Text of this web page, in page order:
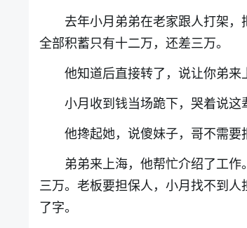
去年小月弟弟在老家跟人打架
全部积蓄只有十二万，还差三万。
他知道后直接转了，说让你弟来
小月收到钱当场跪下，哭着说这
他搀起她，说傻妹子，哥不需要
弟弟来上海，他帮忙介绍了工
三万。老板要担保人，小月找不到
了字。